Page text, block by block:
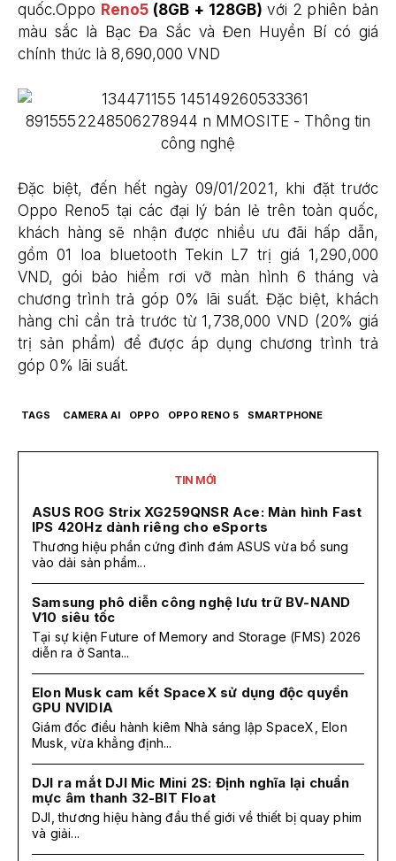
quốc.Oppo Reno5 (8GB + 128GB) với 2 phiên bản
màu sắc là Bạc Đa Sắc và Đen Huyền Bí có giá
chính thức là 8,690,000 VND
Đặc biệt, đến hết ngày 09/01/2021, khi đặt trước
Oppo Reno5 tại các đại lý bán lẻ trên toàn quốc,
khách hàng sẽ nhận được nhiều ưu đãi hấp dẫn,
gồm 01 loa bluetooth Tekin L7 trị giá 1,290,000
VND, gói bảo hiểm rơi vỡ màn hình 6 tháng và
chương trình trả góp 0% lãi suất. Đặc biệt, khách
hàng chỉ cần trả trước từ 1,738,000 VND (20% giá
trị sản phẩm) để được áp dụng chương trình trả
góp 0% lãi suất.
TAGS CAMERA AI OPPO OPPO RENO 5 SMARTPHONE
TIN MỚI
ASUS ROG Strix XG259QNSR Ace: Màn hình Fast
IPS 420Hz dành riêng cho eSports
Thương hiệu phần cứng đình đám ASUS vừa bổ sung
vào dải sản phẩm...
Samsung phô diễn công nghệ lưu trữ BV-NAND
V10 siêu tốc
Tại sự kiện Future of Memory and Storage (FMS) 2026
diễn ra ở Santa...
Elon Musk cam kết SpaceX sử dụng độc quyền
GPU NVIDIA
Giám đốc điều hành kiêm Nhà sáng lập SpaceX, Elon
Musk, vừa khẳng định...
DJI ra mắt DJI Mic Mini 2S: Định nghĩa lại chuẩn
mực âm thanh 32-BIT Float
DJI, thương hiệu hàng đầu thế giới về thiết bị quay phim
và giải...